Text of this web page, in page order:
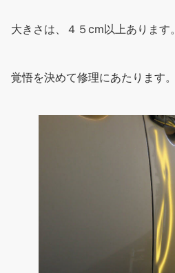
大きさは、４５cm以上あります。
覚悟を決めて修理にあたります。